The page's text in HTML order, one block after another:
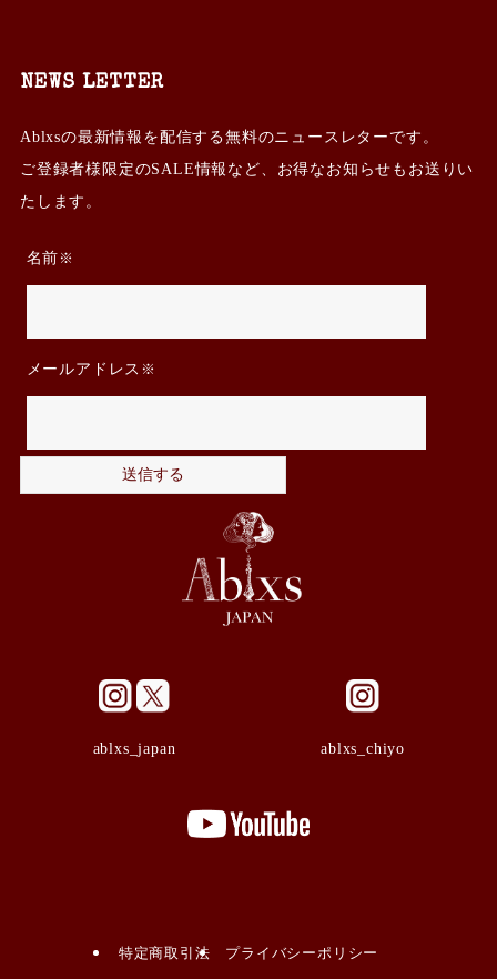
NEWS LETTER
Ablxsの最新情報を配信する無料のニュースレターです。
ご登録者様限定のSALE情報など、お得なお知らせもお送りい
たします。
名前
メールアドレス
ablxs_japan ablxs_chiyo
特定商取引法 プライバシーポリシー